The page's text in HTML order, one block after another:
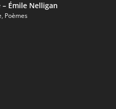
– Émile Nelligan
, Poèmes